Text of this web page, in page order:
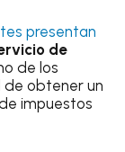
presentan
de
de los
de obtener un
impuestos